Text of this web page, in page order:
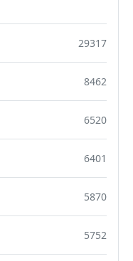
29317
8462
6520
6401
5870
5752